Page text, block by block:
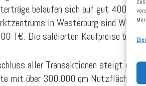
belaufen sich auf gut 400 T€.
in Westerburg sind
T€. Die saldierten Kaufpreise
aller Transaktionen steigt die
mit über 300.000 qm Nutzfläche,